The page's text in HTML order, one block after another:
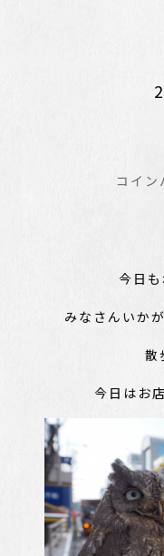
コイン
今日
みなさんいか
散
今日はお